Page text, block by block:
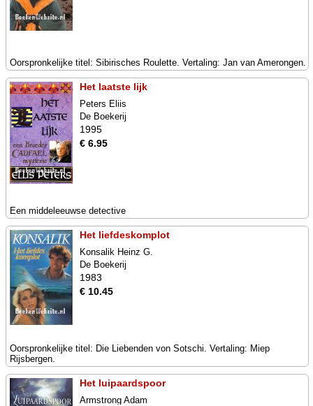
Oorspronkelijke titel: Sibirisches Roulette. Vertaling: Jan van Amerongen.
Het laatste lijk
Peters Eliis
De Boekerij
1995
€ 6.95
Een middeleeuwse detective
Het liefdeskomplot
Konsalik Heinz G.
De Boekerij
1983
€ 10.45
Oorspronkelijke titel: Die Liebenden von Sotschi. Vertaling: Miep
Rijsbergen.
Het luipaardspoor
Armstrong Adam